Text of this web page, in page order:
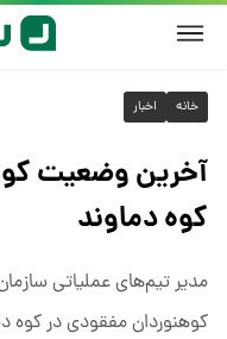
خانه اخبار
آخرین وضعیت
کوه دماوند
مدیر تیم‌های عملیاتی
کوهنوردان مفقودی در کوه